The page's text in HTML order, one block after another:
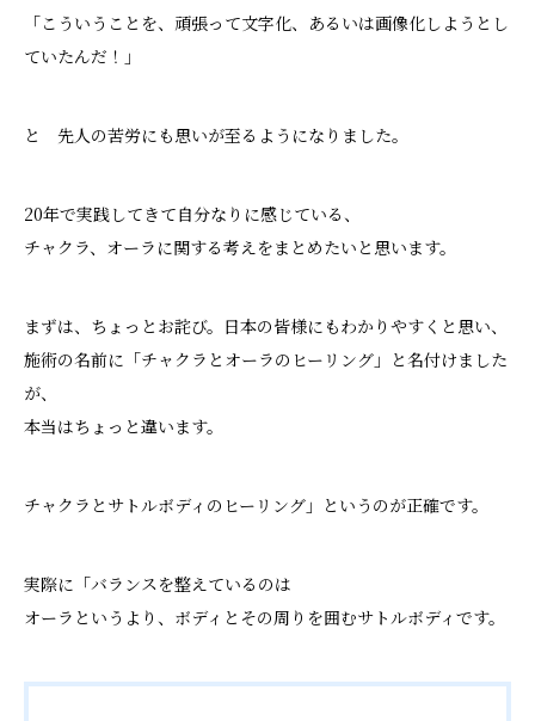
「こういうことを、頑張って文字化、あるいは画像化しようとし
ていたんだ！」
と 先人の苦労にも思いが至るようになりました。
20年で実践してきて自分なりに感じている、
チャクラ、オーラに関する考えをまとめたいと思います。
まずは、ちょっとお詫び。日本の皆様にもわかりやすくと思い、
施術の名前に「チャクラとオーラのヒーリング」と名付けました
が、
本当はちょっと違います。
チャクラとサトルボディのヒーリング」というのが正確です。
実際に「バランスを整えているのは
オーラというより、ボディとその周りを囲むサトルボディです。